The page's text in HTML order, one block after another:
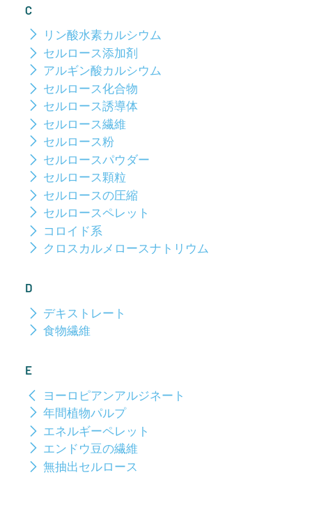
C
リン酸水素カルシウム
セルロース添加剤
アルギン酸カルシウム
セルロース化合物
セルロース誘導体
セルロース繊維
セルロース粉
セルロースパウダー
セルロース顆粒
セルロースの圧縮
セルロースペレット
コロイド系
クロスカルメロースナトリウム
D
デキストレート
食物繊維
E
ヨーロピアンアルジネート
年間植物パルプ
エネルギーペレット
エンドウ豆の繊維
無抽出セルロース